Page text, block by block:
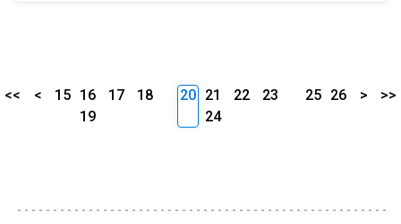
<< < 15 16 17
18
19
20 21 22
23
24
25 26 > >>